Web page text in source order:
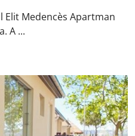
Medencès Apartman
A ...